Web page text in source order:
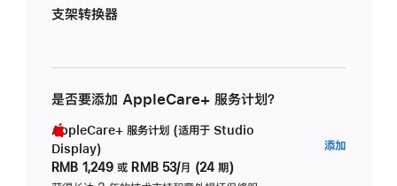
支架转换器
是否要添加 AppleCare+ 服务计划？
AppleCare+ 服务计划 (适用于 Studio
Display)
RMB 1,249 或 RMB 53/月 (24 期)
添加